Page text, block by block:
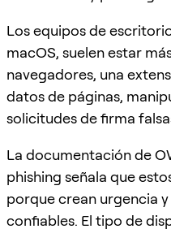
Los equipos de
macOS, suelen estar
navegadores, una
datos de páginas,
solicitudes de firma
La documentación de
phishing señala que
porque crean urgencia
confiables. El tipo de